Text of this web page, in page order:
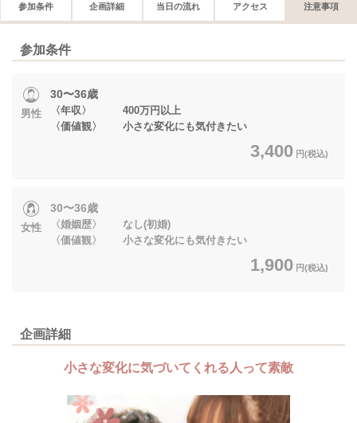
参加条件 企画詳細 当日の流れ アクセス 注意事項
参加条件
男性
30〜36歳
〈年収〉 400万円以上
〈価値観〉 小さな変化にも気付きたい
3,400 円(税込)
女性
30〜36歳
〈婚姻歴〉 なし(初婚)
〈価値観〉 小さな変化にも気付きたい
1,900 円(税込)
企画詳細
小さな変化に気づいてくれる人って素敵